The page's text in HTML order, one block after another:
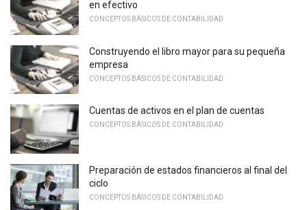
en efectivo
CONCEPTOS BÁSICOS DE CONTABILIDAD
Construyendo el libro mayor para su pequeña
empresa
CONCEPTOS BÁSICOS DE CONTABILIDAD
Cuentas de activos en el plan de cuentas
CONCEPTOS BÁSICOS DE CONTABILIDAD
Preparación de estados financieros al final del
ciclo
CONCEPTOS BÁSICOS DE CONTABILIDAD